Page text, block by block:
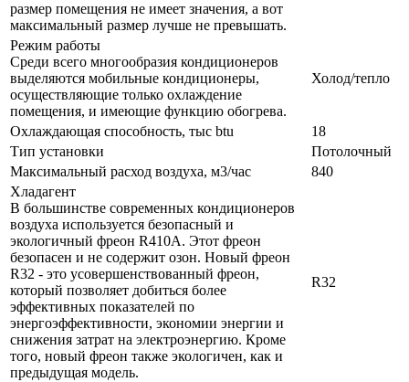
размер помещения не имеет значения, а вот
максимальный размер лучше не превышать.
Режим работы
Среди всего многообразия кондиционеров
выделяются мобильные кондиционеры,
осуществляющие только охлаждение
помещения, и имеющие функцию обогрева.
Холод/тепло
Охлаждающая способность, тыс btu
18
Тип установки
Потолочный
Максимальный расход воздуха, м3/час
840
Хладагент
В большинстве современных кондиционеров
воздуха используется безопасный и
экологичный фреон R410A. Этот фреон
безопасен и не содержит озон. Новый фреон
R32 - это усовершенствованный фреон,
который позволяет добиться более
эффективных показателей по
энергоэффективности, экономии энергии и
снижения затрат на электроэнергию. Кроме
того, новый фреон также экологичен, как и
предыдущая модель.
R32